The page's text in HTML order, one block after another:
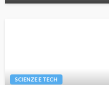
SCIENZE E TECH